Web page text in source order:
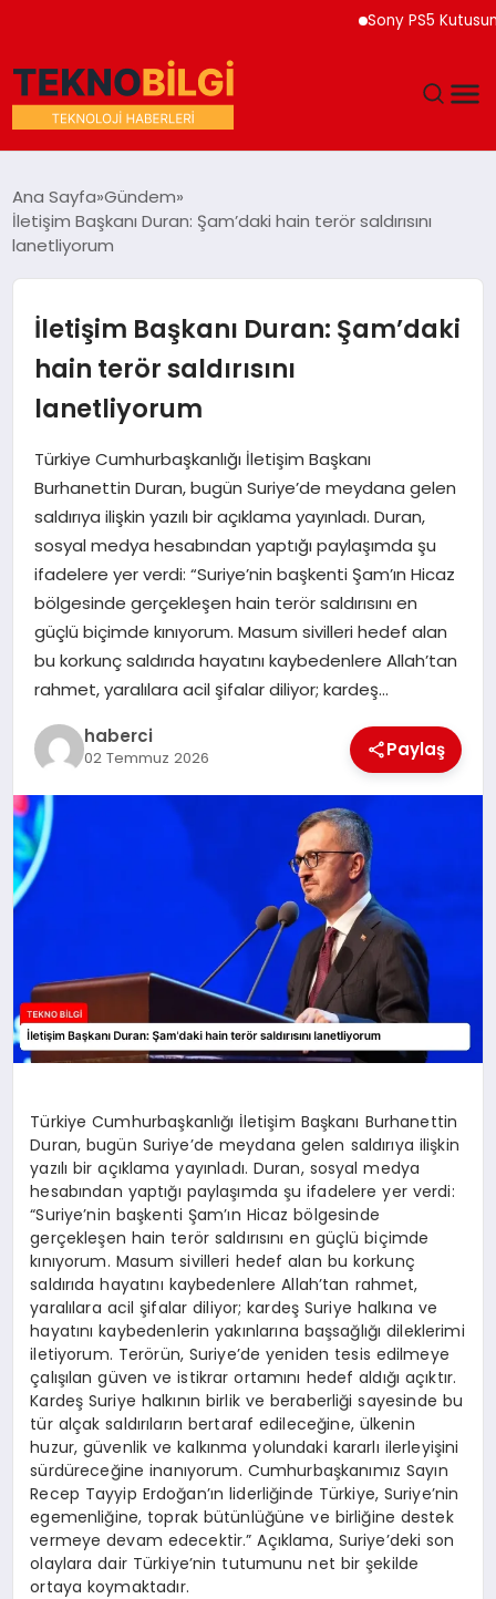
Sony PS5 Kutusuna
DÜNYA
EKONOMI
MAGAZIN
SAĞLIK
SIYASET
SPOR
TEKNOLOJI
YAŞAM
Ana Sayfa Gündem
İletişim Başkanı Duran: Şam’daki hain terör saldırısını
lanetliyorum
İletişim Başkanı Duran: Şam’daki
hain terör saldırısını
lanetliyorum
Türkiye Cumhurbaşkanlığı İletişim Başkanı
Burhanettin Duran, bugün Suriye’de meydana gelen
saldırıya ilişkin yazılı bir açıklama yayınladı. Duran,
sosyal medya hesabından yaptığı paylaşımda şu
ifadelere yer verdi: “Suriye’nin başkenti Şam’ın Hicaz
bölgesinde gerçekleşen hain terör saldırısını en
güçlü biçimde kınıyorum. Masum sivilleri hedef alan
bu korkunç saldırıda hayatını kaybedenlere Allah’tan
rahmet, yaralılara acil şifalar diliyor; kardeş…
haberci
02 Temmuz 2026 Paylaş
Türkiye Cumhurbaşkanlığı İletişim Başkanı Burhanettin
Duran, bugün Suriye’de meydana gelen saldırıya ilişkin
yazılı bir açıklama yayınladı. Duran, sosyal medya
hesabından yaptığı paylaşımda şu ifadelere yer verdi:
“Suriye’nin başkenti Şam’ın Hicaz bölgesinde
gerçekleşen hain terör saldırısını en güçlü biçimde
kınıyorum. Masum sivilleri hedef alan bu korkunç
saldırıda hayatını kaybedenlere Allah’tan rahmet,
yaralılara acil şifalar diliyor; kardeş Suriye halkına ve
hayatını kaybedenlerin yakınlarına başsağlığı dileklerimi
iletiyorum. Terörün, Suriye’de yeniden tesis edilmeye
çalışılan güven ve istikrar ortamını hedef aldığı açıktır.
Kardeş Suriye halkının birlik ve beraberliği sayesinde bu
tür alçak saldırıların bertaraf edileceğine, ülkenin
huzur, güvenlik ve kalkınma yolundaki kararlı ilerleyişini
sürdüreceğine inanıyorum. Cumhurbaşkanımız Sayın
Recep Tayyip Erdoğan’ın liderliğinde Türkiye, Suriye’nin
egemenliğine, toprak bütünlüğüne ve birliğine destek
vermeye devam edecektir.” Açıklama, Suriye’deki son
olaylara dair Türkiye’nin tutumunu net bir şekilde
ortaya koymaktadır.